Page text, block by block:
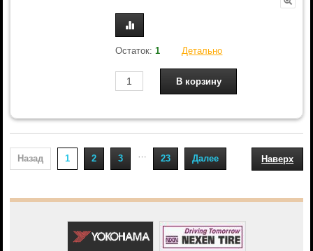
Остаток: 1 Детально
Назад 1 2 3 … 23 Далее Наверх